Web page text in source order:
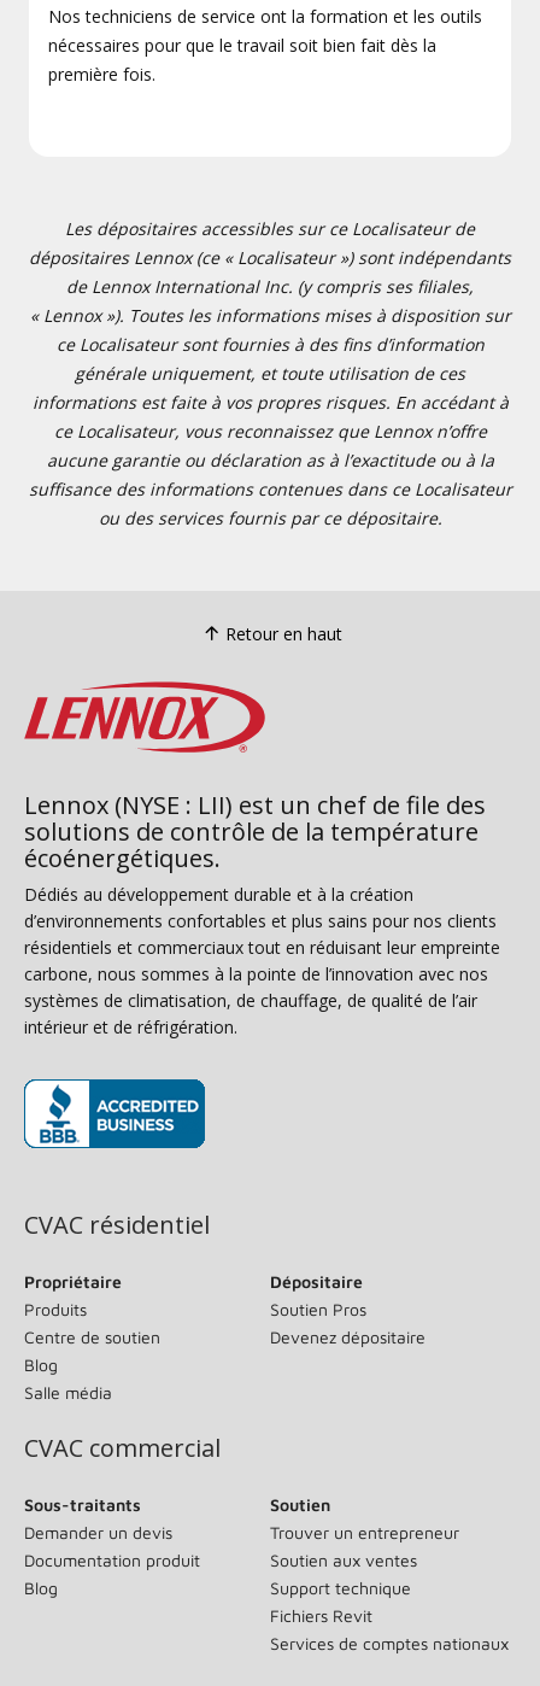
Nos techniciens de service ont la formation et les outils
nécessaires pour que le travail soit bien fait dès la
première fois.
Les dépositaires accessibles sur ce Localisateur de
dépositaires Lennox (ce « Localisateur ») sont indépendants
de Lennox International Inc. (y compris ses filiales,
« Lennox »). Toutes les informations mises à disposition sur
ce Localisateur sont fournies à des fins d’information
générale uniquement, et toute utilisation de ces
informations est faite à vos propres risques. En accédant à
ce Localisateur, vous reconnaissez que Lennox n’offre
aucune garantie ou déclaration as à l’exactitude ou à la
suffisance des informations contenues dans ce Localisateur
ou des services fournis par ce dépositaire.
Retour en haut
Lennox (NYSE : LII) est un chef de file des
solutions de contrôle de la température
écoénergétiques.
Dédiés au développement durable et à la création
d’environnements confortables et plus sains pour nos clients
résidentiels et commerciaux tout en réduisant leur empreinte
carbone, nous sommes à la pointe de l’innovation avec nos
systèmes de climatisation, de chauffage, de qualité de l’air
intérieur et de réfrigération.
CVAC résidentiel
Propriétaire
Produits
Centre de soutien
Blog
Salle média
Dépositaire
Soutien Pros
Devenez dépositaire
CVAC commercial
Sous-traitants
Demander un devis
Documentation produit
Blog
Soutien
Trouver un entrepreneur
Soutien aux ventes
Support technique
Fichiers Revit
Services de comptes nationaux